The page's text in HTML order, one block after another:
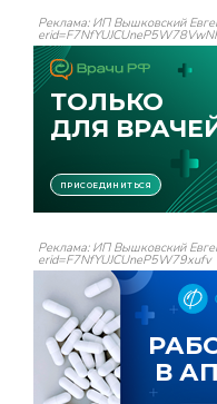
Реклама: ИП Вышковский
Реклама: ИП Вышковский
erid=F7NfYUJCUneP5W79xufv